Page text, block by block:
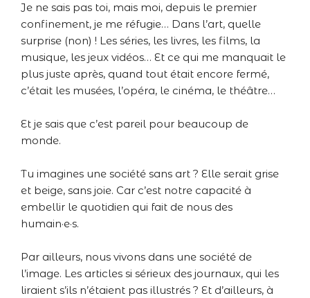
Je ne sais pas toi, mais moi, depuis le premier
confinement, je me réfugie… Dans l’art, quelle
surprise (non) ! Les séries, les livres, les films, la
musique, les jeux vidéos… Et ce qui me manquait le
plus juste après, quand tout était encore fermé,
c’était les musées, l’opéra, le cinéma, le théâtre…
Et je sais que c’est pareil pour beaucoup de
monde.
Tu imagines une société sans art ? Elle serait grise
et beige, sans joie. Car c’est notre capacité à
embellir le quotidien qui fait de nous des
humain·e·s.
Par ailleurs, nous vivons dans une société de
l’image. Les articles si sérieux des journaux, qui les
liraient s’ils n’étaient pas illustrés ? Et d’ailleurs, à